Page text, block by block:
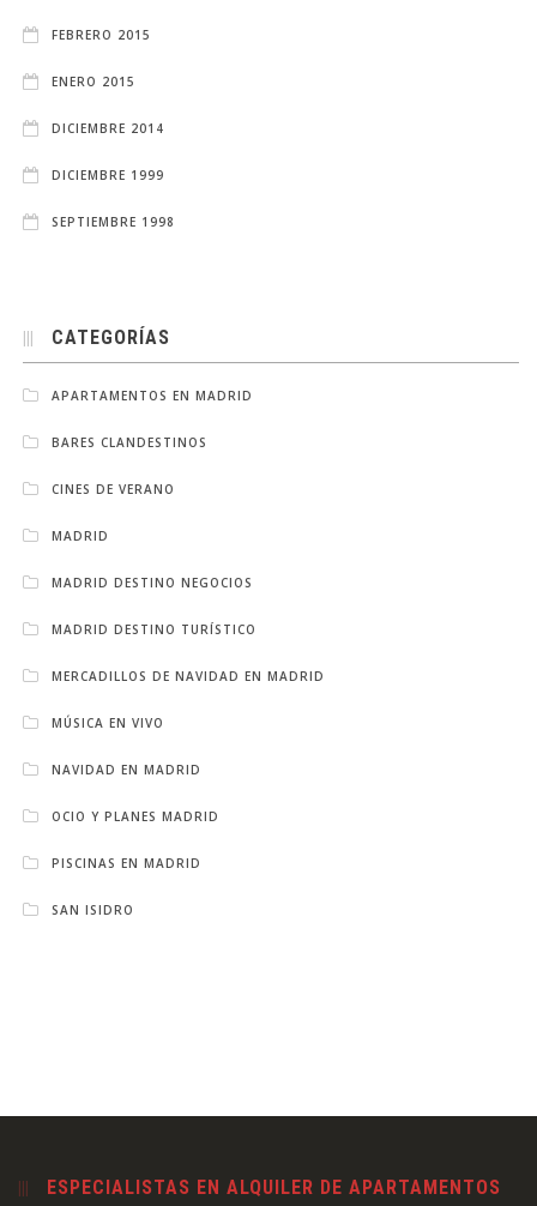
FEBRERO 2015
ENERO 2015
DICIEMBRE 2014
DICIEMBRE 1999
SEPTIEMBRE 1998
CATEGORÍAS
APARTAMENTOS EN MADRID
BARES CLANDESTINOS
CINES DE VERANO
MADRID
MADRID DESTINO NEGOCIOS
MADRID DESTINO TURÍSTICO
MERCADILLOS DE NAVIDAD EN MADRID
MÚSICA EN VIVO
NAVIDAD EN MADRID
OCIO Y PLANES MADRID
PISCINAS EN MADRID
SAN ISIDRO
ESPECIALISTAS EN ALQUILER DE APARTAMENTOS